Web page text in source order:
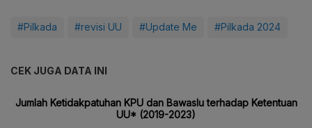
#Pilkada #revisi UU #Update Me #Pilkada 2024
CEK JUGA DATA INI